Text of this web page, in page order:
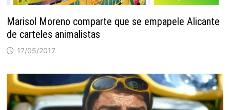
Marisol Moreno comparte que se empapele Alicante
de carteles animalistas
17/05/2017